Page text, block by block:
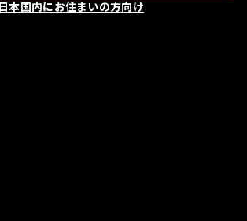
日本国内にお住まいの方向け